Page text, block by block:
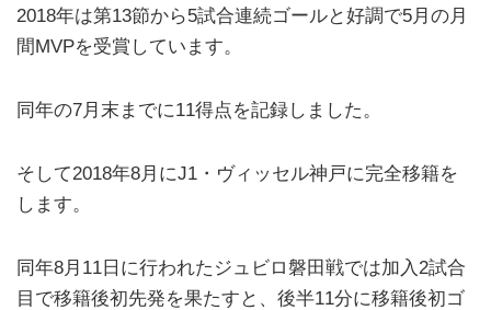
2018年は第13節から5試合連続ゴールと好調で5月の月
間MVPを受賞しています。
同年の7月末までに11得点を記録しました。
そして2018年8月にJ1・ヴィッセル神戸に完全移籍を
します。
同年8月11日に行われたジュビロ磐田戦では加入2試合
目で移籍後初先発を果たすと、後半11分に移籍後初ゴ